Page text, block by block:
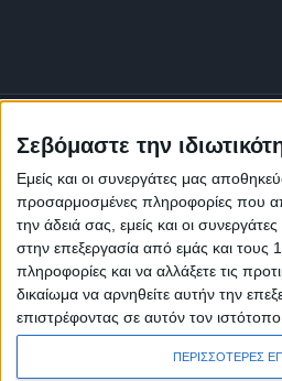
Σεβόμαστε την
Εμείς και οι συνεργάτες μας
προσαρμοσμένες πληροφορίες που
την άδειά σας, εμείς και οι
στην επεξεργασία από εμάς και τους
πληροφορίες και να αλλάξετε τις
δικαίωμα να αρνηθείτε αυτήν την
επιστρέφοντας σε αυτόν τον
ΠΕΡΙΣΣΟΤΕΡΕΣ